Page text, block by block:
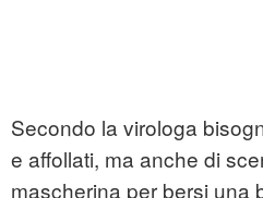
Secondo la virologa
e affollati, ma anche di
mascherina per bersi una